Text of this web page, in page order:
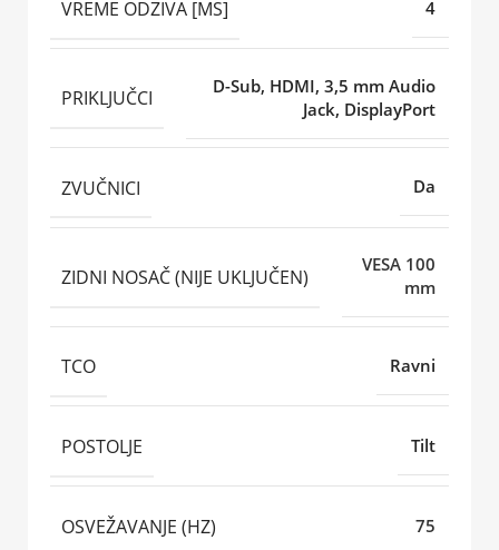
VREME ODZIVA [MS] 4
PRIKLJUČCI
D-Sub, HDMI, 3,5 mm Audio
Jack, DisplayPort
ZVUČNICI Da
ZIDNI NOSAČ (NIJE UKLJUČEN)
VESA 100
mm
TCO Ravni
POSTOLJE Tilt
OSVEŽAVANJE (HZ) 75